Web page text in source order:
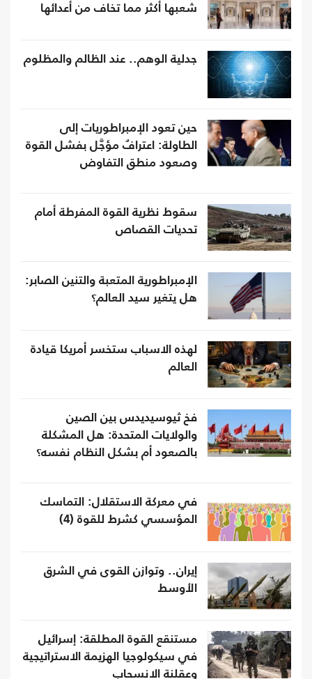
شعبها أكثر مما تخاف من أعدائها
جدلية الوهم.. عند الظالم والمظلوم
حين تعود الإمبراطوريات إلى
الطاولة: اعترافٌ مؤجَّل بفشل القوة
وصعود منطق التفاوض
سقوط نظرية القوة المفرطة أمام
تحديات القصاص
الإمبراطورية المتعبة والتنين الصابر:
هل يتغير سيد العالم؟
لهذه الاسباب ستخسر أمريكا قيادة
العالم
فخ ثيوسيديدس بين الصين
والولايات المتحدة: هل المشكلة
بالصعود أم بشكل النظام نفسه؟
في معركة الاستقلال: التماسك
المؤسسي كشرط للقوة (4)
إيران.. وتوازن القوى في الشرق
الأوسط
مستنقع القوة المطلقة: إسرائيل
في سيكولوجيا الهزيمة الاستراتيجية
وعقلنة الانسحاب